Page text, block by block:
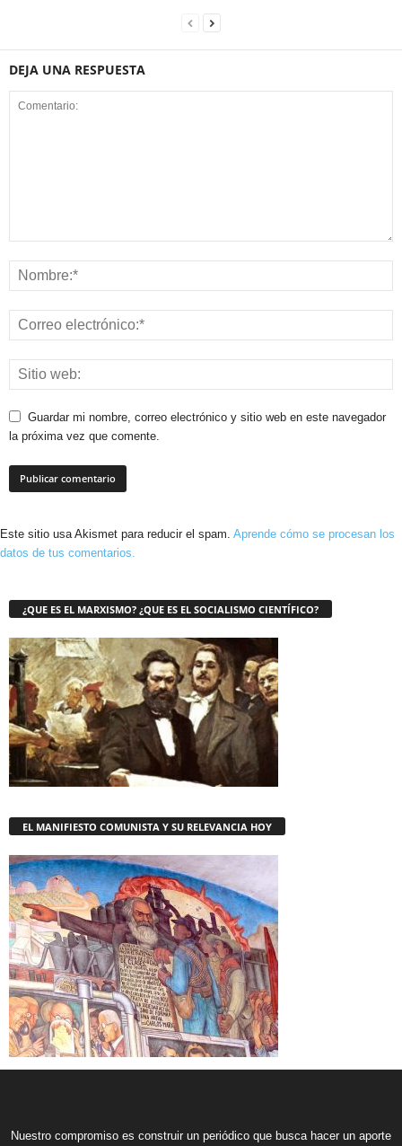
DEJA UNA RESPUESTA
Guardar mi nombre, correo electrónico y sitio web en este navegador
la próxima vez que comente.
Este sitio usa Akismet para reducir el spam. Aprende cómo se procesan los
datos de tus comentarios.
¿QUE ES EL MARXISMO? ¿QUE ES EL SOCIALISMO CIENTÍFICO?
EL MANIFIESTO COMUNISTA Y SU RELEVANCIA HOY
Nuestro compromiso es construir un periódico que busca hacer un aporte